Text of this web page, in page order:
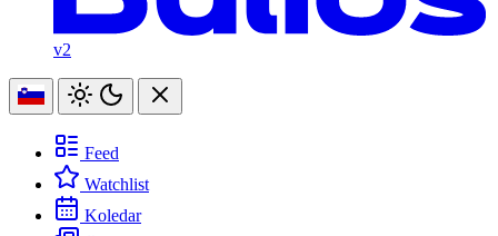
v2
Feed
Watchlist
Koledar